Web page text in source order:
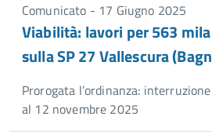
Comunicato - 17 Giugno 2025
Viabilità: lavori per 563
sulla SP 27 Vallescura
Prorogata l’ordinanza:
al 12 novembre 2025